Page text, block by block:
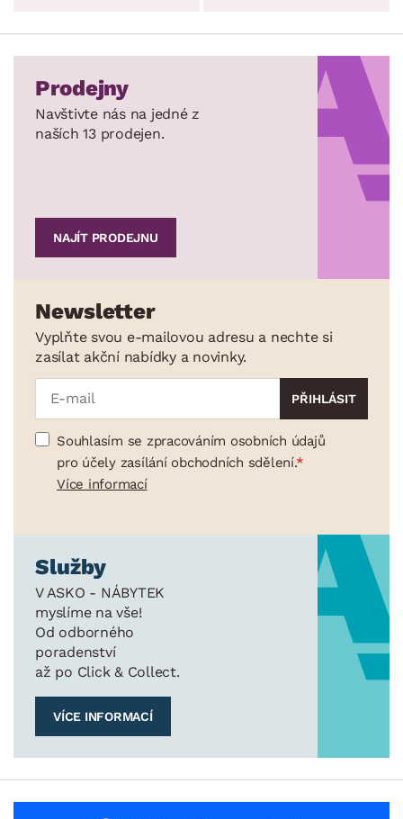
Prodejny
Navštivte nás na jedné z
naších 13 prodejen.
NAJÍT PRODEJNU
Newsletter
Vyplňte svou e-mailovou adresu a nechte si
zasílat akční nabídky a novinky.
Souhlasím se zpracováním osobních údajů
pro účely zasílání obchodních sdělení.
Více informací
Služby
V ASKO - NÁBYTEK
myslíme na vše!
Od odborného
poradenství
až po Click & Collect.
VÍCE INFORMACÍ